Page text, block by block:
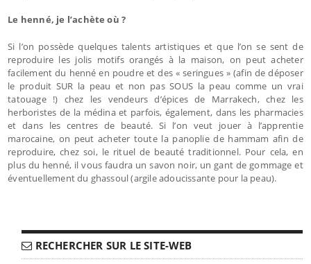
Le henné, je l’achète où ?
Si l’on possède quelques talents artistiques et que l’on se sent de
reproduire les jolis motifs orangés à la maison, on peut acheter
facilement du henné en poudre et des « seringues » (afin de déposer
le produit SUR la peau et non pas SOUS la peau comme un vrai
tatouage !) chez les vendeurs d’épices de Marrakech, chez les
herboristes de la médina et parfois, également, dans les pharmacies
et dans les centres de beauté. Si l’on veut jouer à l’apprentie
marocaine, on peut acheter toute la panoplie de hammam afin de
reproduire, chez soi, le rituel de beauté traditionnel. Pour cela, en
plus du henné, il vous faudra un savon noir, un gant de gommage et
éventuellement du ghassoul (argile adoucissante pour la peau).
RECHERCHER SUR LE SITE-WEB